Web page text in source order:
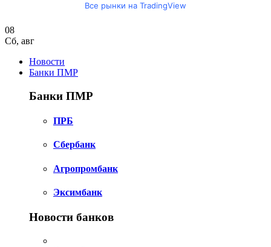
Все рынки на TradingView
08
Сб, авг
Новости
Банки ПМР
Банки ПМР
ПРБ
Сбербанк
Агропромбанк
Эксимбанк
Новости банков